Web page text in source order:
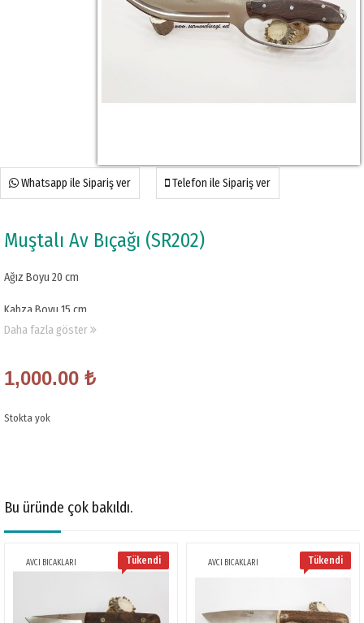
Whatsapp ile Sipariş ver Telefon ile Sipariş ver
Muştalı Av Bıçağı (SR202)
Ağız Boyu 20 cm
Kabza Boyu 15 cm
Çelik 4116
Daha fazla göster
1,000.00 ₺
Stokta yok
Bu üründe çok bakıldı.
AVCI BICAKLARI Tükendi AVCI BICAKLARI Tükendi